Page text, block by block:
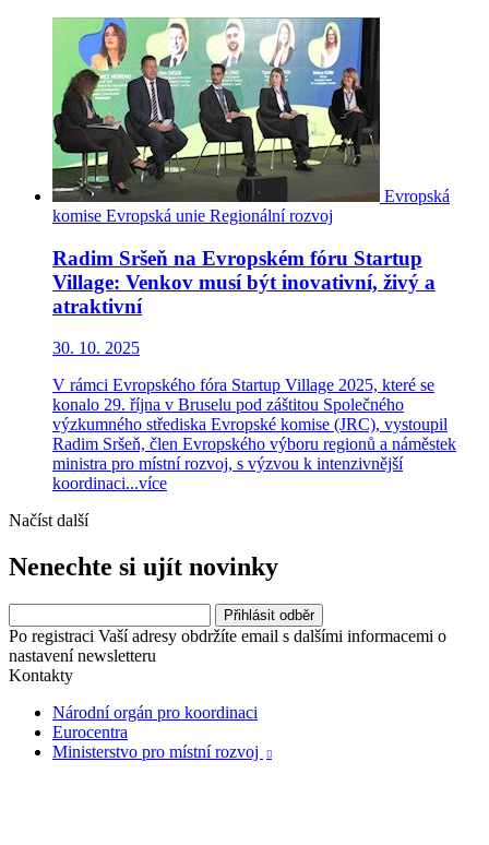
Evropská
komise Evropská unie Regionální rozvoj
Radim Sršeň na Evropském fóru Startup
Village: Venkov musí být inovativní, živý a
atraktivní
30. 10. 2025
V rámci Evropského fóra Startup Village 2025, které se
konalo 29. října v Bruselu pod záštitou Společného
výzkumného střediska Evropské komise (JRC), vystoupil
Radim Sršeň, člen Evropského výboru regionů a náměstek
ministra pro místní rozvoj, s výzvou k intenzivnější
koordinaci...více
Načíst další
Nenechte si ujít novinky
Po registraci Vaší adresy obdržíte email s dalšími informacemi o
nastavení newsletteru
Kontakty
Národní orgán pro koordinaci
Eurocentra
Ministerstvo pro místní rozvoj
